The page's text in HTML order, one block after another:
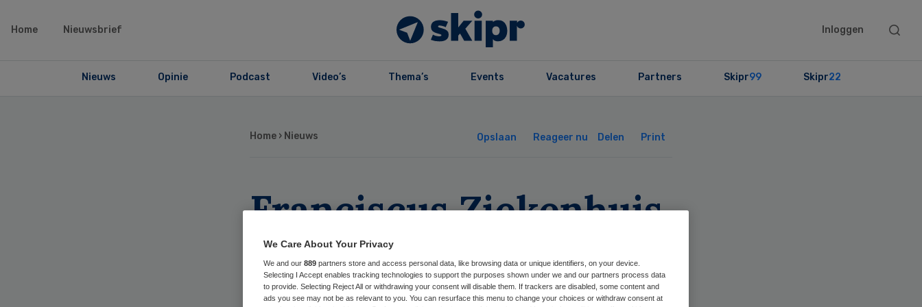
Home Nieuwsbrief Inloggen
Search
Nieuws Opinie Podcast Video’s Thema’s Events Vacatures Partners Skipr99 Skipr22
Home › Nieuws Opslaan Reageer nu Delen Print
Franciscus Ziekenhuis
heeft financiering
bouw rond
We Care About Your Privacy
We and our 889 partners store and access personal data, like browsing data or unique identifiers, on your device.
Selecting I Accept enables tracking technologies to support the purposes shown under we and our partners process data
to provide. Selecting Reject All or withdrawing your consent will disable them. If trackers are disabled, some content and
ads you see may not be as relevant to you. You can resurface this menu to change your choices or withdraw consent at